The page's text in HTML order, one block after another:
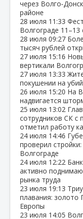
через
районе
28 июля 11:33
Волгограде 11–13
28 июля 09:27
тысяч рублей
27 июля 15:16
вертикали
27 июля 13:33
покушении на
26 июля 15:20 На
надвигается
25 июля 13:02
сотрудников СК с
отметил работу
24 июля 14:46
проверил
Волгограде
24 июля 12:22
активно
рынка труда
23 июля 19:13
плавания: золото
Европы
23 июля 14:05